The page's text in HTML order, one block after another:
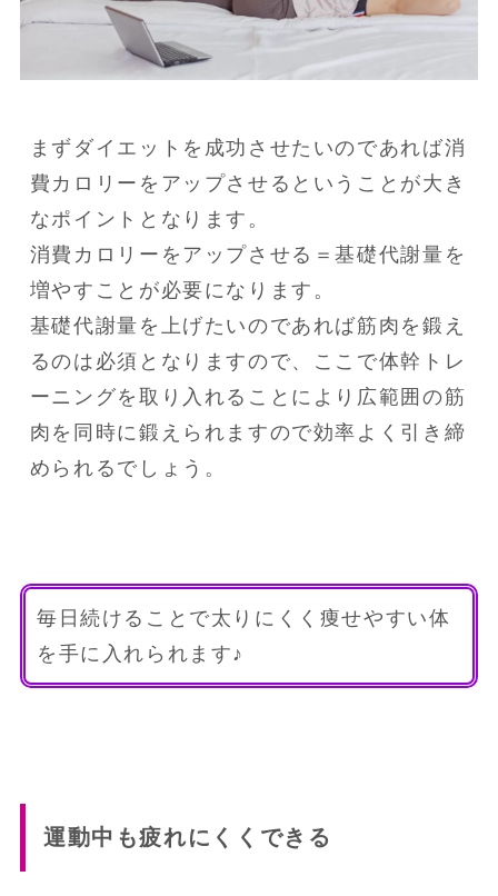
まずダイエットを成功させたいのであれば消
費カロリーをアップさせるということが大き
なポイントとなります。
消費カロリーをアップさせる＝基礎代謝量を
増やすことが必要になります。
基礎代謝量を上げたいのであれば筋肉を鍛え
るのは必須となりますので、ここで体幹トレ
ーニングを取り入れることにより広範囲の筋
肉を同時に鍛えられますので効率よく引き締
められるでしょう。
毎日続けることで太りにくく痩せやすい体
を手に入れられます♪
運動中も疲れにくくできる